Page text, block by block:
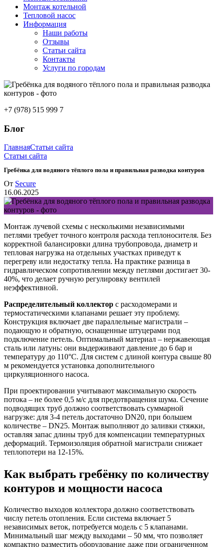
Монтаж котельной
Тепловой насос
Информация
Наши работы
Отзывы
Статьи сайта
Контакты
Услуги по городам
+7 (978) 515 999 7
Блог
ГлавнаяСтатьи сайта
Статьи сайта
Гребёнка для водяного тёплого пола и правильная разводка контуров
От Secure
16.06.2025
Монтаж лучевой схемы с несколькими независимыми
петлями требует точного контроля расхода теплоносителя. Без
корректной балансировки длина трубопровода, диаметр и
тепловая нагрузка на отдельных участках приведут к
перегреву или недостатку тепла. На практике разница в
гидравлическом сопротивлении между петлями достигает 30-
40%, что делает ручную регулировку вентилей
неэффективной.
Распределительный коллектор с расходомерами и
термостатическими клапанами решает эту проблему.
Конструкция включает две параллельные магистрали –
подающую и обратную, оснащенные штуцерами под
подключение петель. Оптимальный материал – нержавеющая
сталь или латунь: они выдерживают давление до 6 бар и
температуру до 110°C. Для систем с длиной контура свыше 80
м рекомендуется установка дополнительного
циркуляционного насоса.
При проектировании учитывают максимальную скорость
потока – не более 0,5 м/с для предотвращения шума. Сечение
подводящих труб должно соответствовать суммарной
нагрузке: для 3-4 петель достаточно DN20, при большем
количестве – DN25. Монтаж выполняют до заливки стяжки,
оставляя запас длины труб для компенсации температурных
деформаций. Термоизоляция обратной магистрали снижает
теплопотери на 12-15%.
Как выбрать гребёнку по количеству
контуров и мощности насоса
Количество выходов коллектора должно соответствовать
числу петель отопления. Если система включает 5
независимых веток, потребуется модель с 5 клапанами.
Минимальный шаг между выходами – 50 мм, что позволяет
компактно разместить оборудование даже при ограниченном